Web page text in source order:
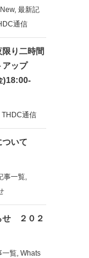
, 最新記
通信
り二時間
アップ
)18:00-
THDC通信
ついて
事一覧,
せ ２０２
一覧, Whats